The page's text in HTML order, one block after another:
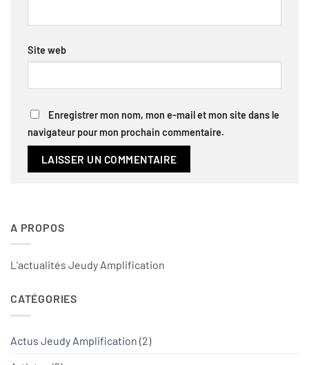
Site web
Enregistrer mon nom, mon e-mail et mon site dans le
navigateur pour mon prochain commentaire.
A PROPOS
L’actualités Jeudy Amplification
CATÉGORIES
Actus Jeudy Amplification (2)